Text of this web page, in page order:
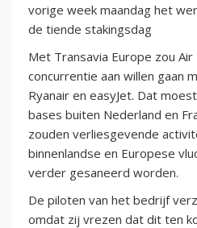
vorige week maandag het
de tiende stakingsdag
Met Transavia Europe zou Air
concurrentie aan willen gaan
Ryanair en easyJet. Dat
bases buiten Nederland en
zouden verliesgevende
binnenlandse en Europese
verder gesaneerd worden.
De piloten van het bedrijf
omdat zij vrezen dat dit ten